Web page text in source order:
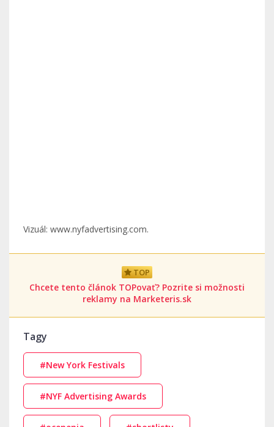
Vizuál: www.nyfadvertising.com.
TOP
Chcete tento článok TOPovať? Pozrite si možnosti
reklamy na Marketeris.sk
Tagy
#New York Festivals
#NYF Advertising Awards